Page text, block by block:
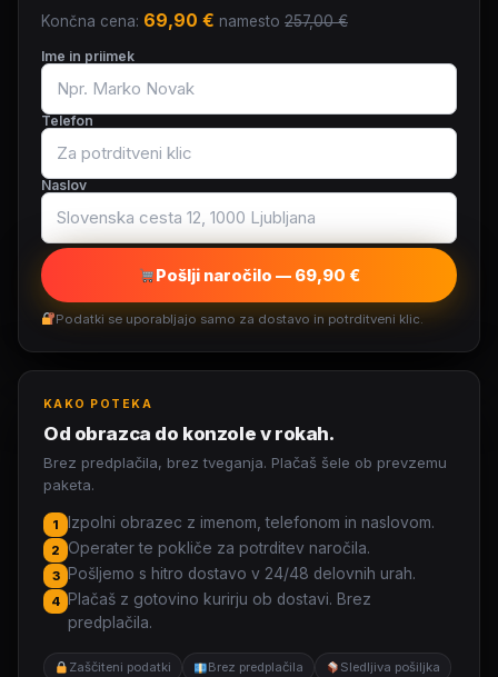
Končna cena: 69,90 € namesto 257,00 €
Ime in priimek
Telefon
Naslov
Pošlji naročilo — 69,90 €
Podatki se uporabljajo samo za dostavo in potrditveni klic.
KAKO POTEKA
Od obrazca do konzole v rokah.
Brez predplačila, brez tveganja. Plačaš šele ob prevzemu
paketa.
1 Izpolni obrazec z imenom, telefonom in naslovom.
2 Operater te pokliče za potrditev naročila.
3 Pošljemo s hitro dostavo v 24/48 delovnih urah.
4
Plačaš z gotovino kurirju ob dostavi. Brez
predplačila.
Zaščiteni podatki Brez predplačila
Sledljiva pošiljka